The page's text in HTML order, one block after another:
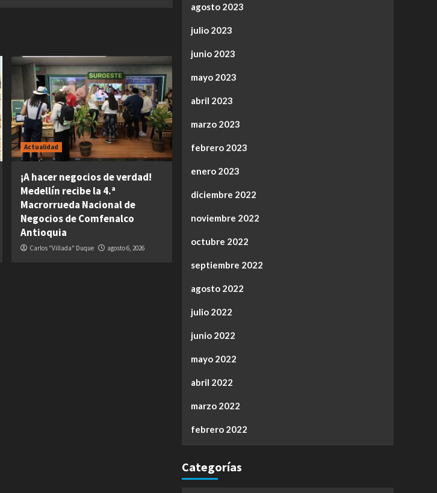
Actualidad
¡A hacer negocios de verdad!
Medellín recibe la 4.ª
Macrorrueda Nacional de
Negocios de Comfenalco
Antioquia
Carlos "Villada" Duque agosto 6, 2026
agosto 2023
julio 2023
junio 2023
mayo 2023
abril 2023
marzo 2023
febrero 2023
enero 2023
diciembre 2022
noviembre 2022
octubre 2022
septiembre 2022
agosto 2022
julio 2022
junio 2022
mayo 2022
abril 2022
marzo 2022
febrero 2022
Categorías